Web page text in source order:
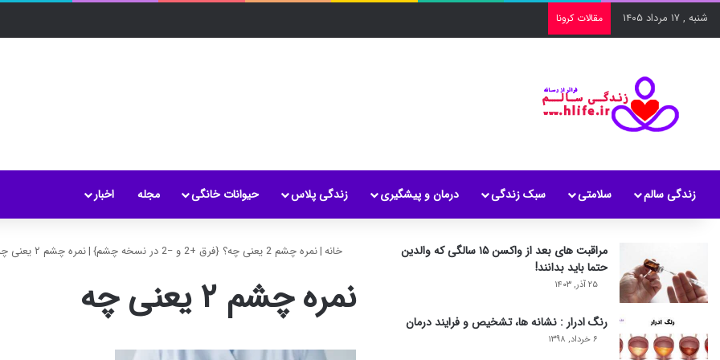
شنبه , ۱۷ مرداد ۱۴۰۵ مقالات کرونا
زندگی سالم سلامتی سبک زندگی درمان و پیشگیری زندگی پلاس حیوانات خانگی مجله اخبار
خانه|نمره چشم 2 یعنی چه؟ {فرق +2 و −2 در نسخه چشم} |نمره چشم ۲ یعنی چه
نمره چشم ۲ یعنی چه
مراقبت های بعد از واکسن ۱۵ سالگی که والدین
حتما باید بدانند!
۲۵ آذر, ۱۴۰۳
رنگ ادرار : نشانه ها، تشخیص و فرایند درمان
۶ خرداد, ۱۳۹۸